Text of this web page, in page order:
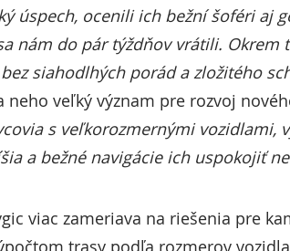
úspech, ocenili ich bežní šoféri aj
nám do pár týždňov vrátili.
siahodlhých porád a zložitého
veľký význam pre rozvoj
s veľkorozmernými vozidlami,
a bežné navigácie ich uspokojiť
viac zameriava na riešenia pre
trasy podľa rozmerov